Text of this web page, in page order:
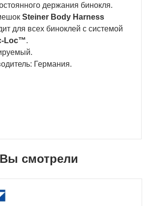
держания бинокля.
Steiner Body Harness
для всех биноклей с системой
Loc™.
Германия.
Вы смотрели